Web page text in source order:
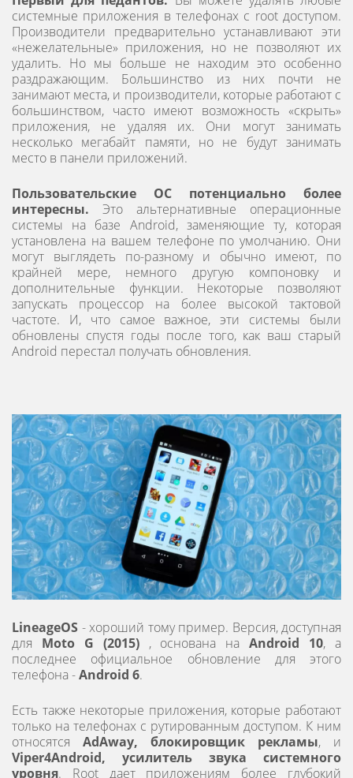
системные приложения в телефонах с root доступом.
Производители предварительно устанавливают эти
«нежелательные» приложения, но не позволяют их
удалить. Но мы больше не находим это особенно
раздражающим. Большинство из них почти не
занимают места, и производители, которые работают с
большинством, часто имеют возможность «скрыть»
приложения, не удаляя их. Они могут занимать
несколько мегабайт памяти, но не будут занимать
место в панели приложений.
Пользовательские ОС потенциально более
интересны. Это альтернативные операционные
системы на базе Android, заменяющие ту, которая
установлена ​​на вашем телефоне по умолчанию. Они
могут выглядеть по-разному и обычно имеют, по
крайней мере, немного другую компоновку и
дополнительные функции. Некоторые позволяют
запускать процессор на более высокой тактовой
частоте. И, что самое важное, эти системы были
обновлены спустя годы после того, как ваш старый
Android перестал получать обновления.
LineageOS - хороший тому пример. Версия, доступная
для Moto G (2015), основана наAndroid 10, а
последнее официальное обновление для этого
телефона -Android 6.
Есть также некоторые приложения, которые работают
только на телефонах с рутированным доступом. К ним
относятся AdAway, блокировщик рекламы, и
Viper4Android, усилитель звука системного
уровня. Root дает приложениям более глубокий